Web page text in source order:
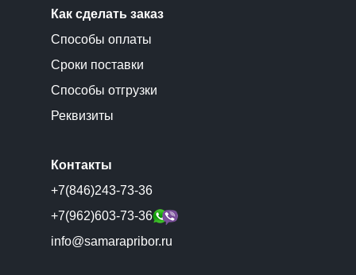
Как сделать заказ
Способы оплаты
Сроки поставки
Способы отгрузки
Реквизиты
Контакты
+7(846)243-73-36
+7(962)603-73-36
info@samarapribor.ru